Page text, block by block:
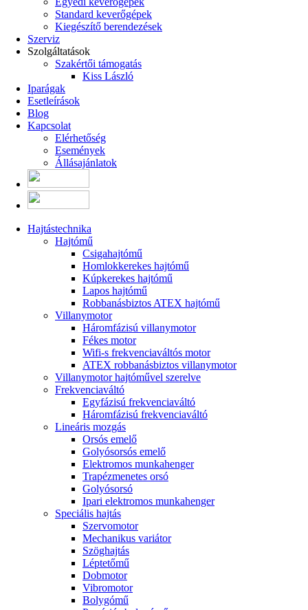
Standard keverőgépek
Kiegészítő berendezések
Szerviz
Szolgáltatások
Szakértői támogatás
Kiss László
Iparágak
Esetleírások
Blog
Kapcsolat
Elérhetőség
Események
Állásajánlatok
Hajtástechnika
Hajtómű
Csigahajtómű
Homlokkerekes hajtómű
Kúpkerekes hajtómű
Lapos hajtómű
Robbanásbiztos ATEX hajtómű
Villanymotor
Háromfázisú villanymotor
Fékes motor
Wifi-s frekvenciaváltós motor
ATEX robbanásbiztos villanymotor
Villanymotor hajtóművel szerelve
Frekvenciaváltó
Egyfázisú frekvenciaváltó
Háromfázisú frekvenciaváltó
Lineáris mozgás
Orsós emelő
Golyósorsós emelő
Elektromos munkahenger
Trapézmenetes orsó
Golyósorsó
Ipari elektromos munkahenger
Speciális hajtás
Szervomotor
Mechanikus variátor
Szöghajtás
Léptetőmű
Dobmotor
Vibromotor
Bolygómű